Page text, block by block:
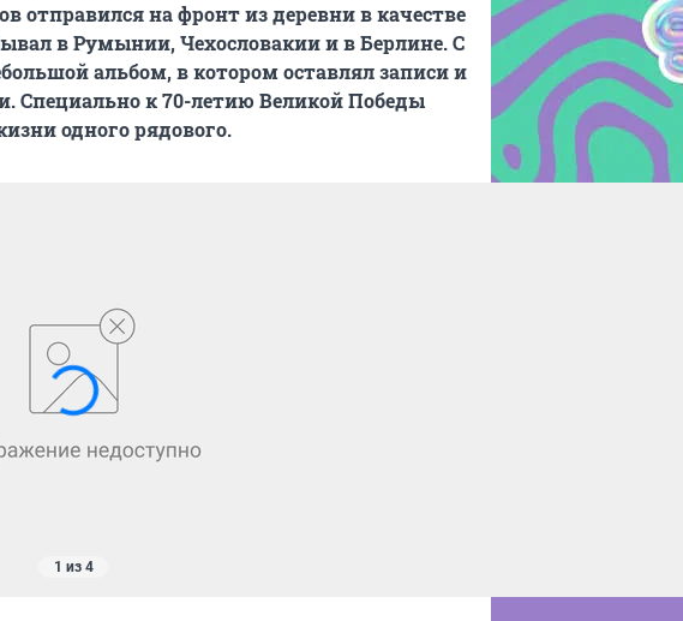
отправился на фронт из деревни в качестве
в Румынии, Чехословакии и в Берлине. С
альбом, в котором оставлял записи и
Специально к 70-летию Великой Победы
одного рядового.
1 из 4